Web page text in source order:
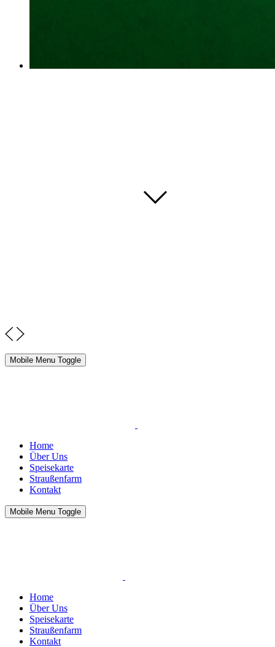
Mobile Menu Toggle
Home
Über Uns
Speisekarte
Straußenfarm
Kontakt
Mobile Menu Toggle
Home
Über Uns
Speisekarte
Straußenfarm
Kontakt